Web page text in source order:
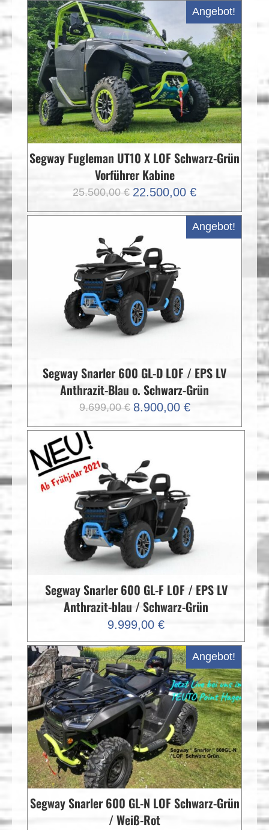
Angebot!
Segway Fugleman UT10 X LOF Schwarz-Grün
Vorführer Kabine
25.500,00€ Ursprünglicher
Preis
25.500,00 €
22.500,00 €Aktueller
Preis
ist:
22.500,00 €.
Angebot!
Segway Snarler 600 GL-D LOF / EPS LV
Anthrazit-Blau o. Schwarz-Grün
9.699,00€ Ursprünglicher
Preis
9.699,00 €
8.900,00 €Aktueller
Preis
Segway Snarler 600 GL-F LOF / EPS LV
Anthrazit-blau / Schwarz-Grün
9.999,00 €
Angebot!
Segway Snarler 600 GL-N LOF Schwarz-Grün
/ Weiß-Rot